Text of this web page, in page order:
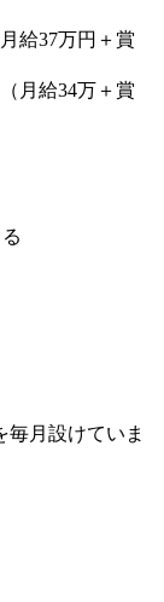
給37万円＋賞
月給34万＋賞
月設けていま